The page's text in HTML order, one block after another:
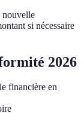
nouvelle
si nécessaire
2026
financière en